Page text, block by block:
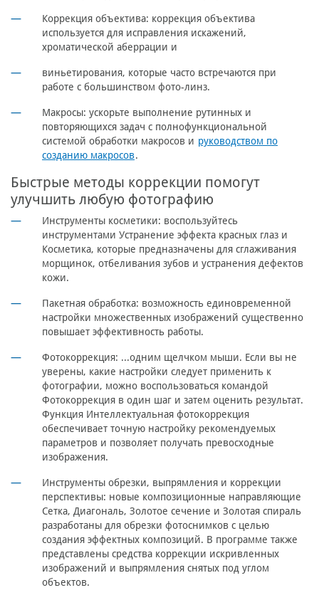
Коррекция объектива: коррекция объектива
используется для исправления искажений,
хроматической аберрации и
виньетирования, которые часто встречаются при
работе с большинством фото-линз.
Макросы: ускорьте выполнение рутинных и
повторяющихся задач с полнофункциональной
системой обработки макросов и руководством по
созданию макросов.
Быстрые методы коррекции помогут
улучшить любую фотографию
Инструменты косметики: воспользуйтесь
инструментами Устранение эффекта красных глаз и
Косметика, которые предназначены для сглаживания
морщинок, отбеливания зубов и устранения дефектов
кожи.
Пакетная обработка: возможность единовременной
настройки множественных изображений существенно
повышает эффективность работы.
Фотокоррекция: ...одним щелчком мыши. Если вы не
уверены, какие настройки следует применить к
фотографии, можно воспользоваться командой
Фотокоррекция в один шаг и затем оценить результат.
Функция Интеллектуальная фотокоррекция
обеспечивает точную настройку рекомендуемых
параметров и позволяет получать превосходные
изображения.
Инструменты обрезки, выпрямления и коррекции
перспективы: новые композиционные направляющие
Сетка, Диагональ, Золотое сечение и Золотая спираль
разработаны для обрезки фотоснимков с целью
создания эффектных композиций. В программе также
представлены средства коррекции искривленных
изображений и выпрямления снятых под углом
объектов.